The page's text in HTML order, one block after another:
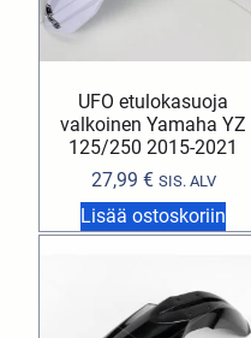
UFO etulokasuoja
valkoinen Yamaha YZ
125/250 2015-2021
27,99 € SIS. ALV
Lisää ostoskoriin